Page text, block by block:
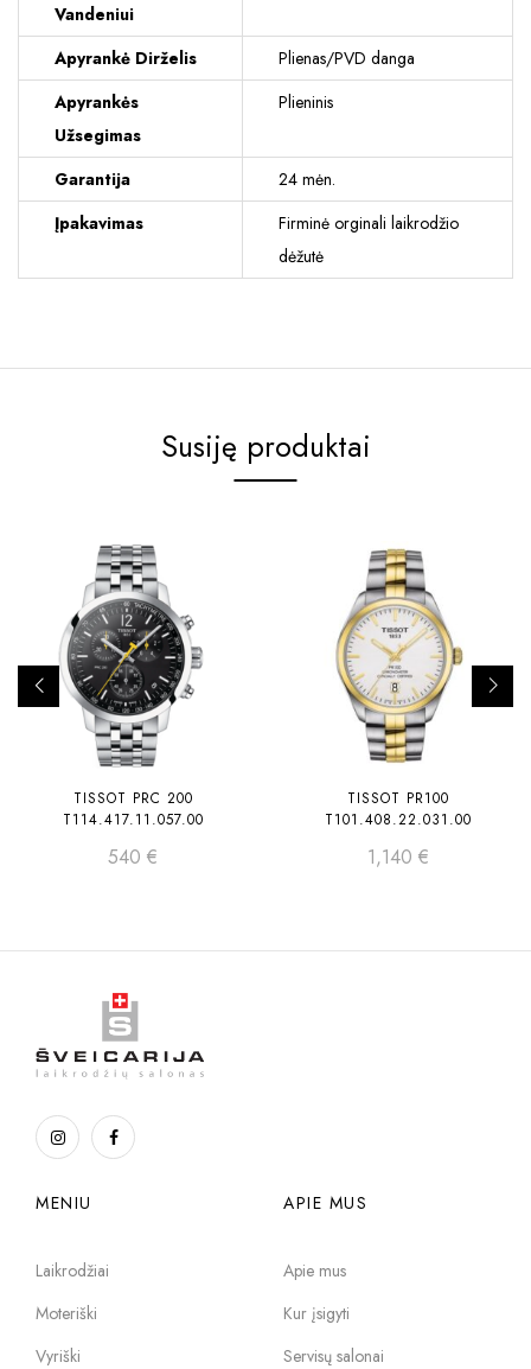
Vandeniui
Apyrankė Dirželis
Plienas/PVD danga
Apyrankės
Užsegimas
Plieninis
Garantija
24 mėn.
Įpakavimas
Firminė orginali laikrodžio
dėžutė
Susiję produktai
TISSOT PRC 200
T114.417.11.057.00
540 €
TISSOT PR100
T101.408.22.031.00
1,140 €
MENIU
Laikrodžiai
Moteriški
Vyriški
APIE MUS
Apie mus
Kur įsigyti
Servisų salonai